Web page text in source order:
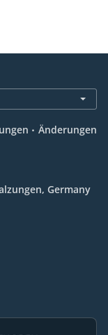
. Änderungen
Germany